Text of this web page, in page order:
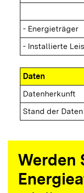
- Energieträger
- Installierte
Daten
Datenherkunft
Stand der Daten
Werden